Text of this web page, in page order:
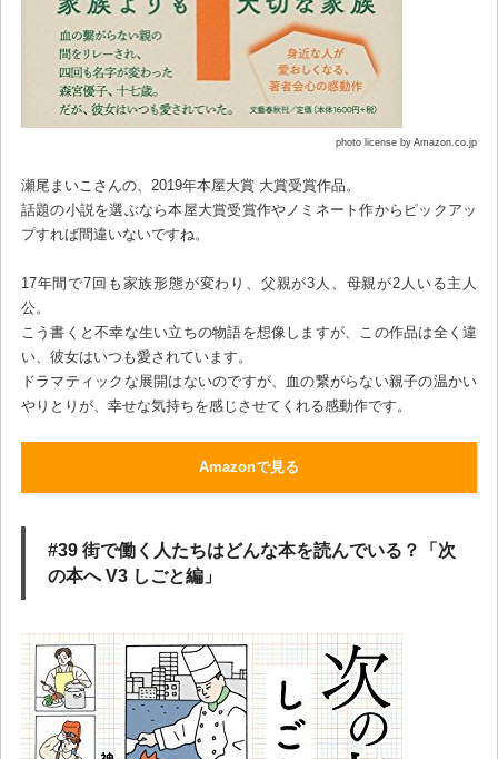
photo license by Amazon.co.jp
瀬尾まいこさんの、2019年本屋大賞 大賞受賞作品。
話題の小説を選ぶなら本屋大賞受賞作やノミネート作からピックアッ
プすれば間違いないですね。
17年間で7回も家族形態が変わり、父親が3人、母親が2人いる主人
公。
こう書くと不幸な生い立ちの物語を想像しますが、この作品は全く違
い、彼女はいつも愛されています。
ドラマティックな展開はないのですが、血の繋がらない親子の温かい
やりとりが、幸せな気持ちを感じさせてくれる感動作です。
Amazonで見る
#39 街で働く人たちはどんな本を読んでいる？「次
の本へ V3 しごと編」